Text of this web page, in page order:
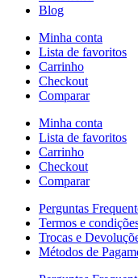
Blog
Minha conta
Lista de favoritos
Carrinho
Checkout
Comparar
Minha conta
Lista de favoritos
Carrinho
Checkout
Comparar
Perguntas
Termos e
Trocas e
Métodos de